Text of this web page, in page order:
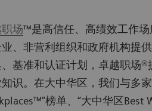
场™是高信任、高绩效工作
、非营利组织和政府机构提
基准和认证计划，卓越职场
识。在大中华区，我们与多
榜单、“大中华区Best